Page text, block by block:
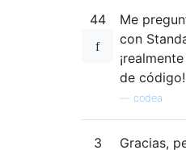
44
Me
con
de
codea
3
Gracias,